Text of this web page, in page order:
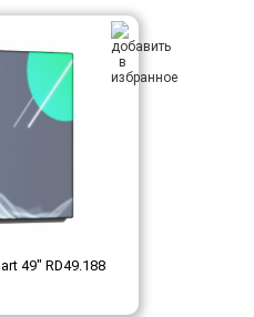
49" RD49.188